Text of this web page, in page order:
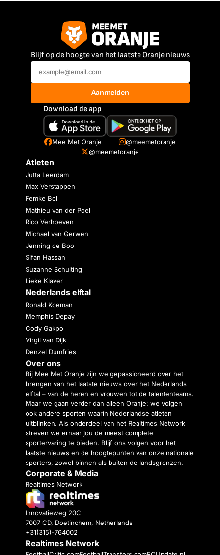
Blijf op de hoogte van het laatste Oranje nieuws
Aanmelden
Download de app
Mee Met Oranje
@meemetoranje
@meemetoranje
Atleten
Jutta Leerdam
Max Verstappen
Femke Bol
Mathieu van der Poel
Rico Verhoeven
Michael van Gerwen
Jenning de Boo
Sifan Hassan
Suzanne Schulting
Lieke Klaver
Nederlands elftal
Ronald Koeman
Memphis Depay
Cody Gakpo
Virgil van Dijk
Denzel Dumfries
Over ons
Bij Mee Met Oranje zijn we gepassioneerd over het
brengen van het laatste nieuws over het Nederlands
elftal – van de heren en vrouwen tot de talententeams.
Maar we gaan verder dan alleen Oranje: we volgen
ook andere sporten waarin Nederlandse atleten
uitblinken. Als onderdeel van het Realtimes Network
streven we ernaar jou de meest complete
sportervaring te bieden. Blijf ons volgen voor het
laatste nieuws en de hoogtepunten van onze nationale
sporters, zowel binnen als buiten de landsgrenzen.
Corporate & Media
Realtimes Network
Innovatieweg 20C
7007 CD, Doetinchem, Netherlands
+31(315)-764002
Realtimes Network